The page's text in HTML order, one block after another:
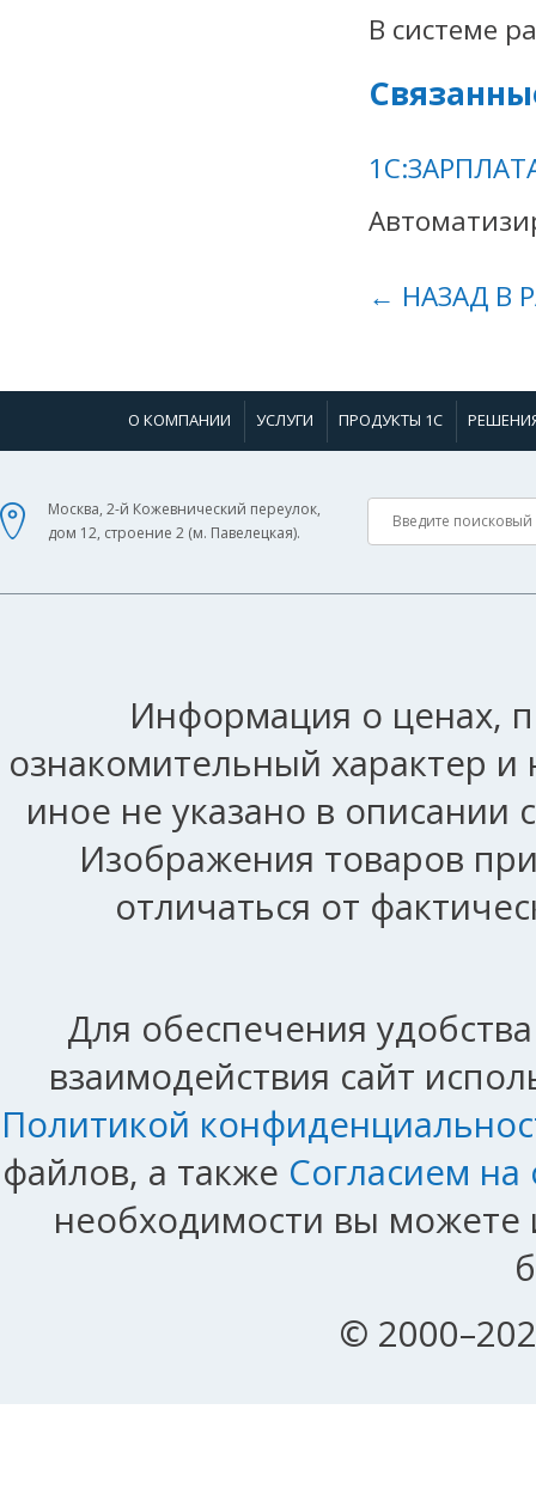
В системе
← НАЗАД В
О КОМПАНИИ УСЛУГИ ПРОДУКТЫ 1С
Москва, 2-й Кожевнический переулок,
дом 12, строение 2 (м. Павелецкая).
Информация о ценах,
ознакомительный характер
иное не указано в описании
Изображения товаров
отличаться от
Для обеспечения
взаимодействия сайт
Политикой
файлов, а также Согласием
необходимости вы можете
©